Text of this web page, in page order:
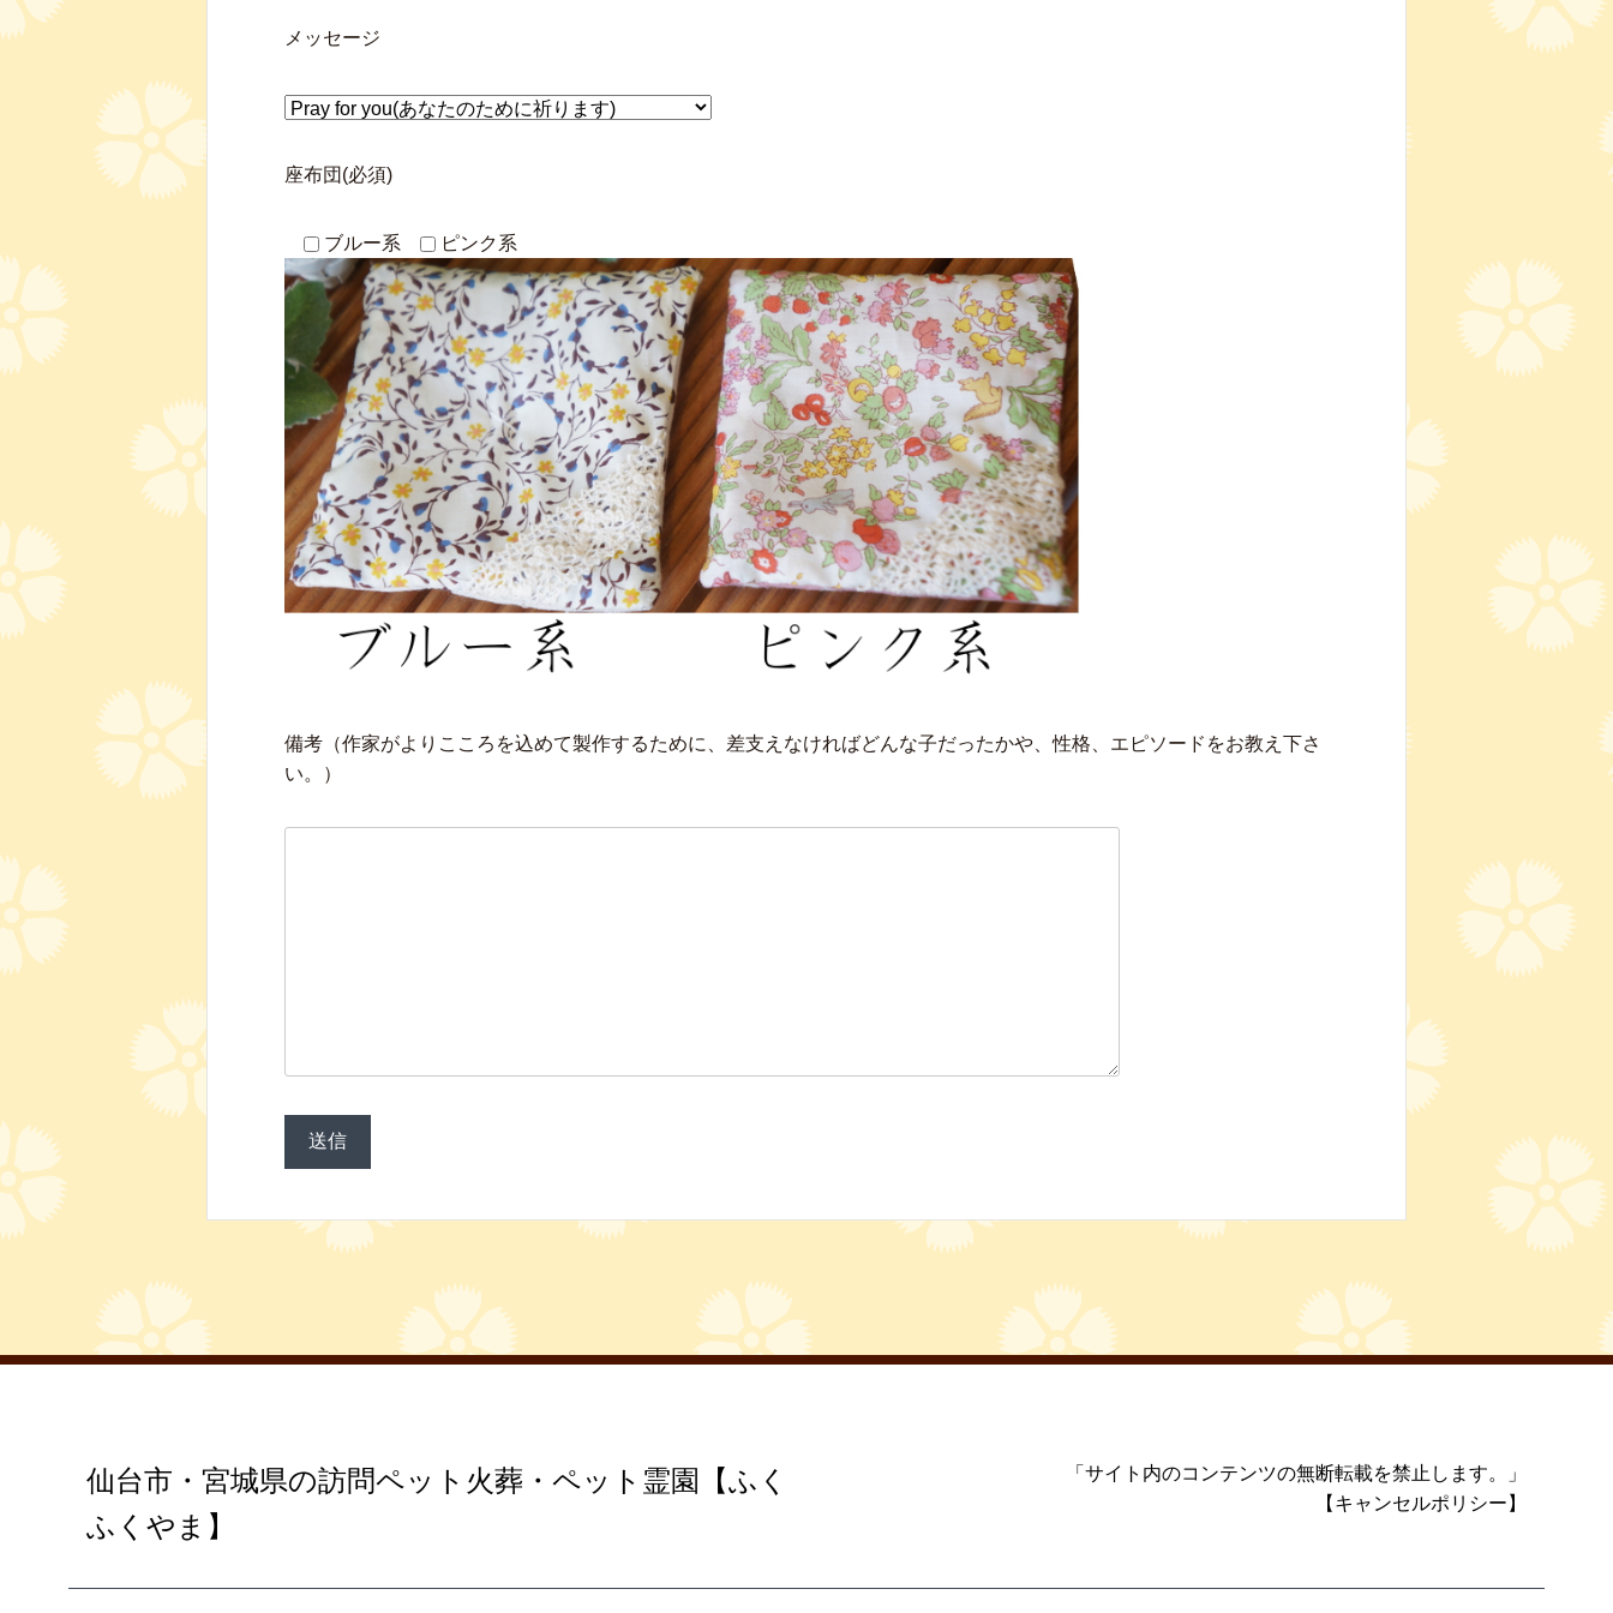
メッセージ
座布団(必須)
ブルー系 ピンク系
備考（作家がよりこころを込めて製作するために、差支えなければどんな子だったかや、性格、エピソードをお教え下さ
い。）
仙台市・宮城県の訪問ペット火葬・ペット霊園【ふく
ふくやま】
「サイト内のコンテンツの無断転載を禁止します。」
【キャンセルポリシー】